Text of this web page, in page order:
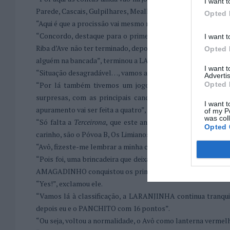
Opted
I want
Opted
I want
Opted
I want
of my
was
Opted
Parede, Cascais, Gulpilhares, Mealhada, Marco, Penafiel e
“Aqui é que a procissão vai mesmo no adro, mas na
“Concordo, destaque para o primeiro ponto conseguido
Riba d’Ave não ter terminado, depois de interrompido pela
alguém na bancada”, terminou a LARANJINHA com um
“Situação desagradável…, vamos até à
“Por lá também tivemos um jogo suspenso, em Vila
surpresas, com as principais candidatas a vencerem os
apuramento vai ser feita a quatro”, rematou o PIPOCA.
“Só falta a Terceirona, que este ano é minha, para já esta
carinho, são o Póvoa B, Os Limianos, Taipense, Espinho B,
“Avô, fizeste-me lembrar a minha classificação invertida da
“Pois foi, uma brincadeira que deixámos cair este ano.
AMAGADINHO conquistou os primeiros dez pontos da
“Yes!”, exclamou ele.
“Vamos lá à classificação, a LARANJINHA continua
depois eu e o PANCHITO com 16 pontos”.
“Ou seja, voltou a normalidade, o Avô como lanterna